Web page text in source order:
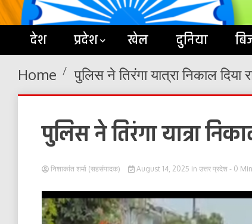
देश प्रदेश खेल दुनिया
Home पुलिस ने तिरंगा यात्रा निकाल दिया
पुलिस ने तिरंगा यात्रा
निशाकांत शर्मा (सहसंपादक) August 14, 2025 in उत्तर प्रदेश - 0